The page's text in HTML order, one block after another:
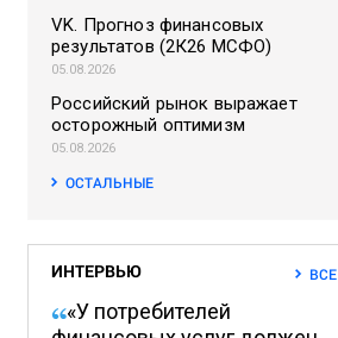
VK. Прогноз финансовых
результатов (2К26 МСФО)
05.08.2026
Российский рынок выражает
осторожный оптимизм
05.08.2026
ОСТАЛЬНЫЕ
ИНТЕРВЬЮ ВСЕ
«У потребителей